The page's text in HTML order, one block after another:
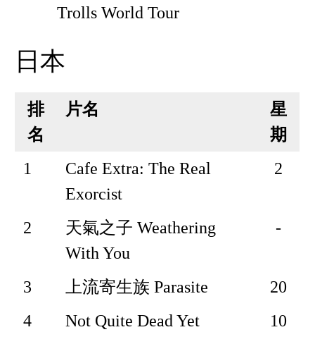
Trolls World Tour
日本
排
名
片名
星
期
1
Cafe Extra: The Real
Exorcist
2
2
天氣之子 Weathering
With You
-
3 上流寄生族 Parasite
20
4
Not Quite Dead Yet
10